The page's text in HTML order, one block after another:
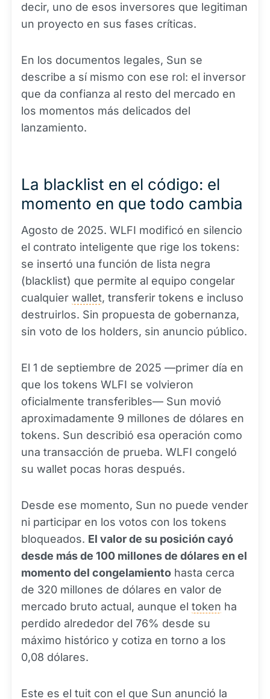
decir, uno de esos inversores que legitiman
un proyecto en sus fases críticas.
En los documentos legales, Sun se
describe a sí mismo con ese rol: el inversor
que da confianza al resto del mercado en
los momentos más delicados del
lanzamiento.
La blacklist en el código: el
momento en que todo cambia
Agosto de 2025. WLFI modificó en silencio
el contrato inteligente que rige los tokens:
se insertó una función de lista negra
(blacklist) que permite al equipo congelar
cualquier wallet, transferir tokens e incluso
destruirlos. Sin propuesta de gobernanza,
sin voto de los holders, sin anuncio público.
El 1 de septiembre de 2025 —primer día en
que los tokens WLFI se volvieron
oficialmente transferibles— Sun movió
aproximadamente 9 millones de dólares en
tokens. Sun describió esa operación como
una transacción de prueba. WLFI congeló
su wallet pocas horas después.
Desde ese momento, Sun no puede vender
ni participar en los votos con los tokens
bloqueados. El valor de su posición cayó
desde más de 100 millones de dólares en el
momento del congelamiento hasta cerca
de 320 millones de dólares en valor de
mercado bruto actual, aunque el token ha
perdido alrededor del 76% desde su
máximo histórico y cotiza en torno a los
0,08 dólares.
Este es el tuit con el que Sun anunció la